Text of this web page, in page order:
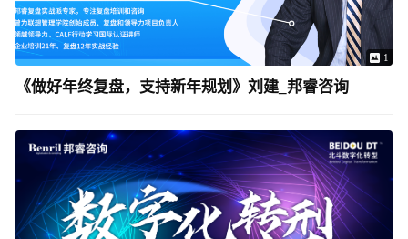
1
《做好年终复盘，支持新年规划》刘建_邦睿咨询